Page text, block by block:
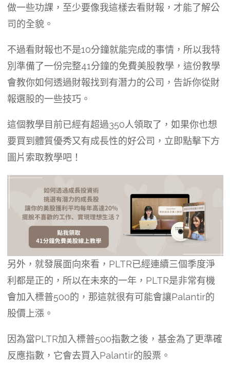
做一些功課，至少要像我這樣去看財報，才能了解公
司的全貌。
不過看財報也不是10分鐘就能完成的事情，所以我特
別準備了一份完整41分鐘的免費美股教學，這份教學
會教你如何透過財報找到有潛力的公司，告訴你從財
報選股的一些技巧。
這個教學目前已經有超過350人領取了，如果你也想
要買到體質優秀又有成長性的好公司，立即點擊下方
圖片索取教學吧！
另外，就發展面向來看，PLTR已經連續三個季度淨
利都是正的，所以在未來的一年，PLTR是非常有機
會加入標普500的，那這就很有可能會讓Palantir的
股價上漲。
因為當PLTR加入標普500指數之後，基金為了更準確
反應指數，它會去買入Palantir的股票。